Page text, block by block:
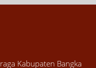
Kabupaten Bangka